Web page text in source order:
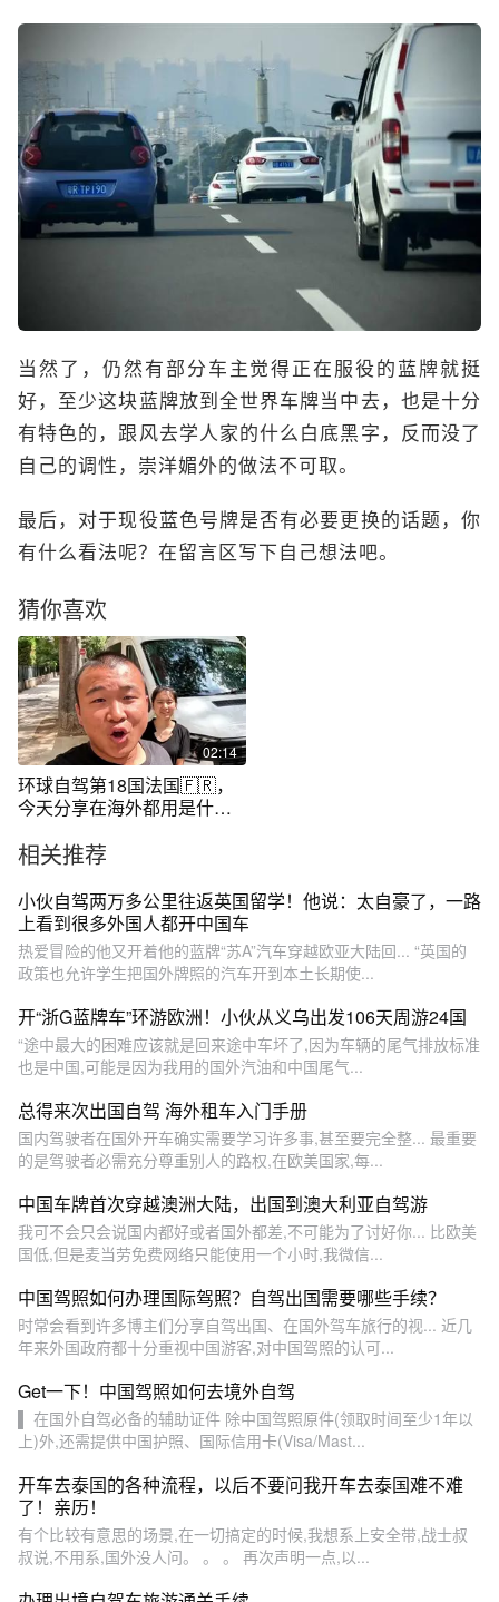
当然了，仍然有部分车主觉得正在服役的蓝牌就挺
好，至少这块蓝牌放到全世界车牌当中去，也是十分
有特色的，跟风去学人家的什么白底黑字，反而没了
自己的调性，崇洋媚外的做法不可取。
最后，对于现役蓝色号牌是否有必要更换的话题，你
有什么看法呢？在留言区写下自己想法吧。
猜你喜欢
02:14
环球自驾第18国法国🇫🇷，
今天分享在海外都用是什么
出国游用高德 #冲奥有我高德
相关推荐
小伙自驾两万多公里往返英国留学！他说：太自豪了，一路
上看到很多外国人都开中国车
热爱冒险的他又开着他的蓝牌“苏A”汽车穿越欧亚大陆回... “英国的
政策也允许学生把国外牌照的汽车开到本土长期使...
开“浙G蓝牌车”环游欧洲！小伙从义乌出发106天周游24国
“途中最大的困难应该就是回来途中车坏了,因为车辆的尾气排放标准
也是中国,可能是因为我用的国外汽油和中国尾气...
总得来次出国自驾 海外租车入门手册
国内驾驶者在国外开车确实需要学习许多事,甚至要完全整... 最重要
的是驾驶者必需充分尊重别人的路权,在欧美国家,每...
中国车牌首次穿越澳洲大陆，出国到澳大利亚自驾游
我可不会只会说国内都好或者国外都差,不可能为了讨好你... 比欧美
国低,但是麦当劳免费网络只能使用一个小时,我微信...
中国驾照如何办理国际驾照？自驾出国需要哪些手续？
时常会看到许多博主们分享自驾出国、在国外驾车旅行的视... 近几
年来外国政府都十分重视中国游客,对中国驾照的认可...
Get一下！中国驾照如何去境外自驾
▌ 在国外自驾必备的辅助证件 除中国驾照原件(领取时间至少1年以
上)外,还需提供中国护照、国际信用卡(Visa/Mast...
开车去泰国的各种流程，以后不要问我开车去泰国难不难
了！亲历！
有个比较有意思的场景,在一切搞定的时候,我想系上安全带,战士叔
叔说,不用系,国外没人问。 。 。 再次声明一点,以...